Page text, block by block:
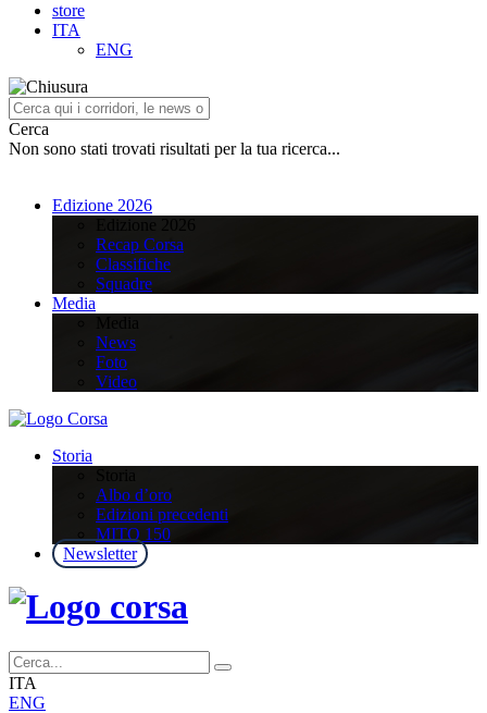
store
ITA
ENG
Cerca
Non sono stati trovati risultati per la tua ricerca...
Edizione 2026
Recap Corsa
Classifiche
Squadre
Media
News
Foto
Video
Storia
Albo d’oro
Edizioni precedenti
MITO 150
Newsletter
ITA
ENG